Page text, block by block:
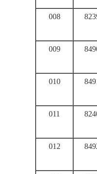
008
009
010
011
012